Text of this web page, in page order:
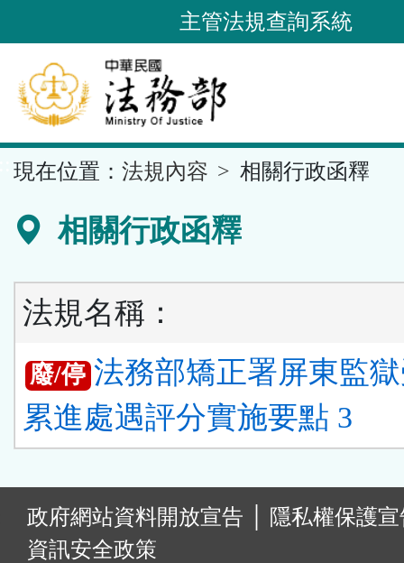
到
要
內
容
區
主管法規查詢系統
現在位置： 法規內容 相關行政函釋
相關行政函釋
法規名稱：
廢/停 法務部矯正署屏東監
累進處遇評分實施要點 3
政府網站資料開放宣告
隱私權保護
資訊安全政策